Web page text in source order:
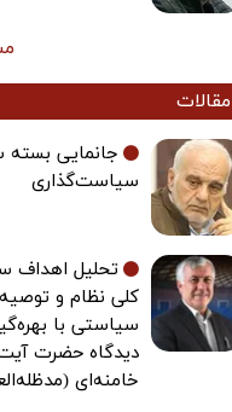
مقالات
جانمایی بسته
سیاست‌گذاری
تحلیل
کلی نظام و
سیاستی با
دیدگاه حضرت
خامنه‌ای